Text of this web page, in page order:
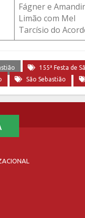
Fágner e
Limão com Mel
Tarcísio do
155ª Festa de
São Sebastião